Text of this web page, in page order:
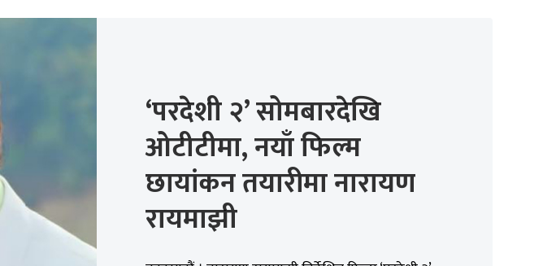
‘परदेशी २’ सोमबारदेखि
ओटीटीमा, नयाँ फिल्म
छायांकन तयारीमा नारायण
रायमाझी